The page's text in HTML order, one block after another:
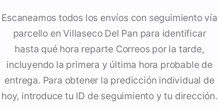
Escaneamos todos los envíos con seguimiento vía
parcello en Villaseco Del Pan para identificar
hasta qué hora reparte Correos por la tarde,
incluyendo la primera y última hora probable de
entrega. Para obtener la predicción individual de
hoy, introduce tu ID de seguimiento y tu dirección.